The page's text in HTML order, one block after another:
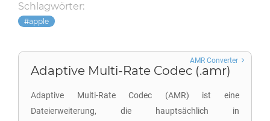
Schlagwörter:
apple
Adaptive Multi-Rate Codec (.amr)
Adaptive Multi-Rate Codec (AMR) ist eine
Dateierweiterung, die hauptsächlich in
AMR Converter